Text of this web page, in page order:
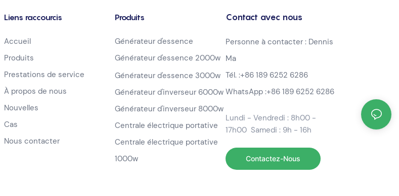
Liens raccourcis
Accueil
Produits
Prestations de service
À propos de nous
Nouvelles
Cas
Nous contacter
Produits
Générateur d'essence
Générateur d'essence 2000w
Générateur d'essence 3000w
Générateur d'inverseur 6000w
Générateur d'inverseur 8000w
Centrale électrique portative
Centrale électrique portative
1000w
Contact avec nous
Personne à contacter : Dennis
Ma
Tél. :+86 189 6252 6286
WhatsApp :+86 189 6252 6286
Lundi - Vendredi : 8h00 -
17h00 Samedi : 9h - 16h
Contactez-Nous